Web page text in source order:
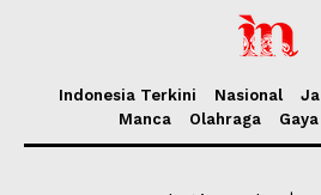
Indonesia Terkini Nasional
Manca
Olahraga Gaya